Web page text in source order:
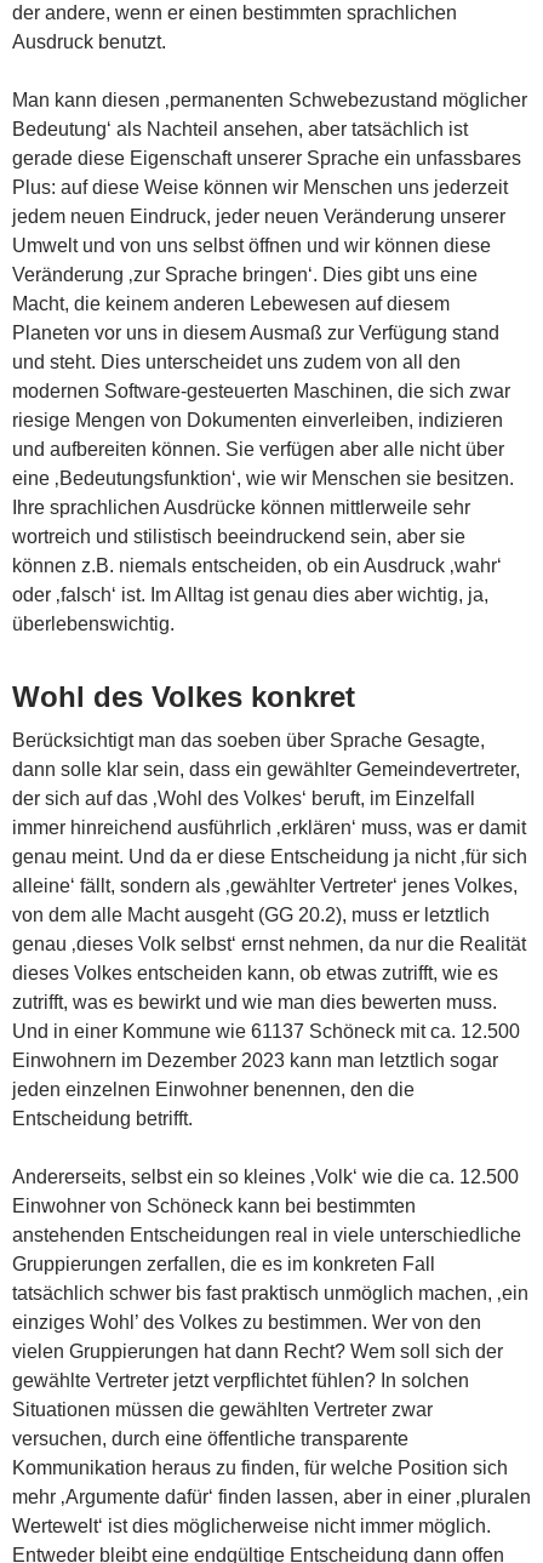
der andere, wenn er einen bestimmten sprachlichen
Ausdruck benutzt.
Man kann diesen ‚permanenten Schwebezustand möglicher
Bedeutung‘ als Nachteil ansehen, aber tatsächlich ist
gerade diese Eigenschaft unserer Sprache ein unfassbares
Plus: auf diese Weise können wir Menschen uns jederzeit
jedem neuen Eindruck, jeder neuen Veränderung unserer
Umwelt und von uns selbst öffnen und wir können diese
Veränderung ‚zur Sprache bringen‘. Dies gibt uns eine
Macht, die keinem anderen Lebewesen auf diesem
Planeten vor uns in diesem Ausmaß zur Verfügung stand
und steht. Dies unterscheidet uns zudem von all den
modernen Software-gesteuerten Maschinen, die sich zwar
riesige Mengen von Dokumenten einverleiben, indizieren
und aufbereiten können. Sie verfügen aber alle nicht über
eine ‚Bedeutungsfunktion‘, wie wir Menschen sie besitzen.
Ihre sprachlichen Ausdrücke können mittlerweile sehr
wortreich und stilistisch beeindruckend sein, aber sie
können z.B. niemals entscheiden, ob ein Ausdruck ‚wahr‘
oder ‚falsch‘ ist. Im Alltag ist genau dies aber wichtig, ja,
überlebenswichtig.
Wohl des Volkes konkret
Berücksichtigt man das soeben über Sprache Gesagte,
dann solle klar sein, dass ein gewählter Gemeindevertreter,
der sich auf das ‚Wohl des Volkes‘ beruft, im Einzelfall
immer hinreichend ausführlich ‚erklären‘ muss, was er damit
genau meint. Und da er diese Entscheidung ja nicht ‚für sich
alleine‘ fällt, sondern als ‚gewählter Vertreter‘ jenes Volkes,
von dem alle Macht ausgeht (GG 20.2), muss er letztlich
genau ‚dieses Volk selbst‘ ernst nehmen, da nur die Realität
dieses Volkes entscheiden kann, ob etwas zutrifft, wie es
zutrifft, was es bewirkt und wie man dies bewerten muss.
Und in einer Kommune wie 61137 Schöneck mit ca. 12.500
Einwohnern im Dezember 2023 kann man letztlich sogar
jeden einzelnen Einwohner benennen, den die
Entscheidung betrifft.
Andererseits, selbst ein so kleines ‚Volk‘ wie die ca. 12.500
Einwohner von Schöneck kann bei bestimmten
anstehenden Entscheidungen real in viele unterschiedliche
Gruppierungen zerfallen, die es im konkreten Fall
tatsächlich schwer bis fast praktisch unmöglich machen, ‚ein
einziges Wohl’ des Volkes zu bestimmen. Wer von den
vielen Gruppierungen hat dann Recht? Wem soll sich der
gewählte Vertreter jetzt verpflichtet fühlen? In solchen
Situationen müssen die gewählten Vertreter zwar
versuchen, durch eine öffentliche transparente
Kommunikation heraus zu finden, für welche Position sich
mehr ‚Argumente dafür‘ finden lassen, aber in einer ‚pluralen
Wertewelt‘ ist dies möglicherweise nicht immer möglich.
Entweder bleibt eine endgültige Entscheidung dann offen